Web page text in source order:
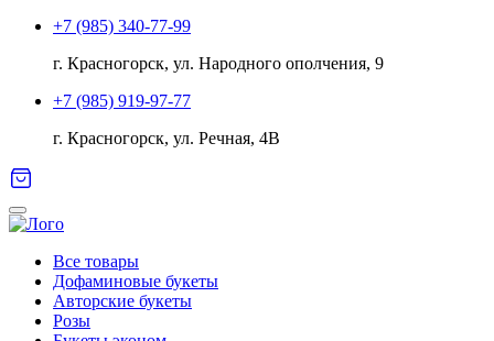
+7 (985) 340-77-99
г. Красногорск, ул. Народного ополчения, 9
+7 (985) 919-97-77
г. Красногорск, ул. Речная, 4В
Все товары
Дофаминовые букеты
Авторские букеты
Розы